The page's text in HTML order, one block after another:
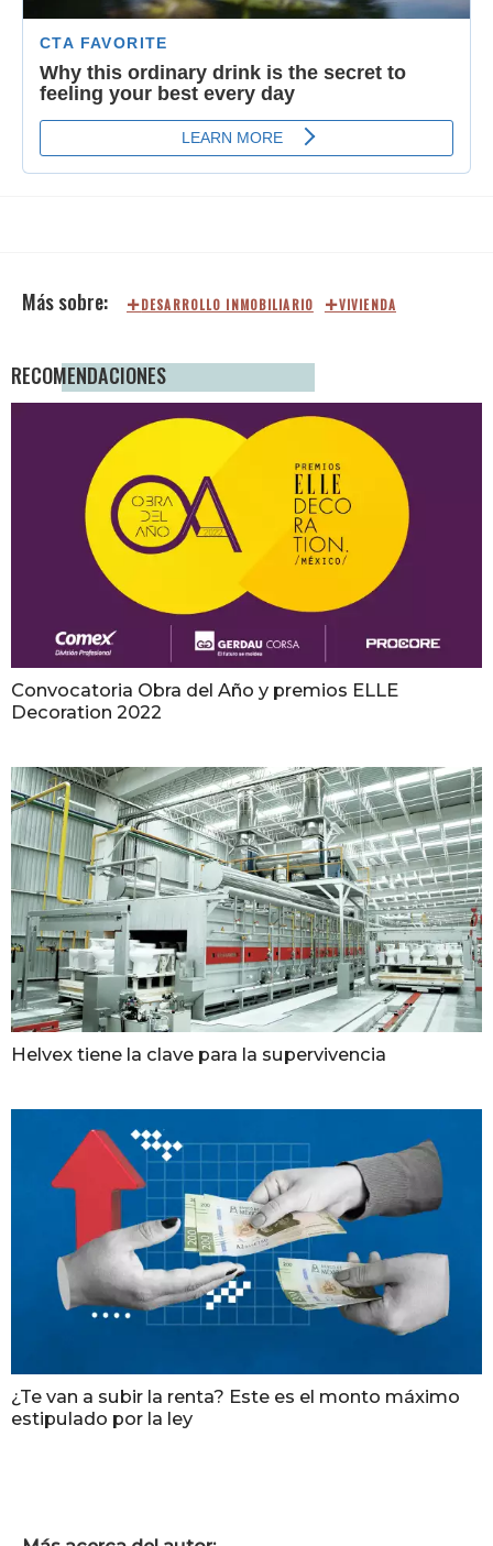
DESARROLLO INMOBILIARIO VIVIENDA
RECOMENDACIONES
Convocatoria Obra del Año y premios ELLE
Decoration 2022
Helvex tiene la clave para la supervivencia
¿Te van a subir la renta? Este es el monto máximo
estipulado por la ley